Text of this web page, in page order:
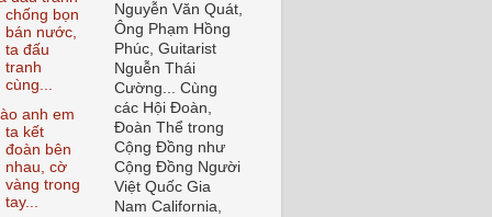
chống bọn
bán nước,
ta đấu
tranh
cùng...
anh em
ta kết
đoàn bên
nhau, cờ
vàng trong
tay...
Nguyễn Văn Quát,
Ông Phạm Hồng
Phúc, Guitarist
Nguễn Thái
Cường... Cùng
các Hội Đoàn,
Đoàn Thể trong
Cộng Đồng như
Cộng Đồng Người
Việt Quốc Gia
Nam California,